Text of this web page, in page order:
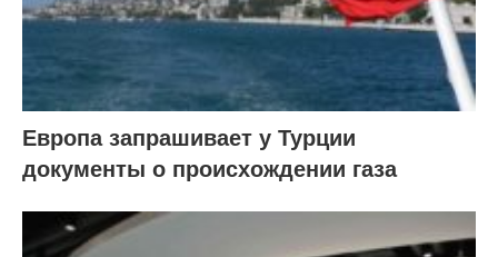
Европа запрашивает у Турции
документы о происхождении газа